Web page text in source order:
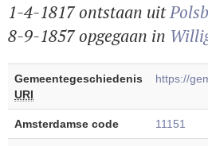
1-4-1817 ontstaan uit
8-9-1857 opgegaan in
Gemeentegeschiedenis
URI
https://
Amsterdamse code 11151